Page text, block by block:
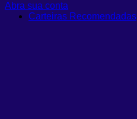
Abra sua conta
Carteiras Recomendadas